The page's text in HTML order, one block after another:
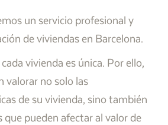
un servicio profesional y
de viviendas en Barcelona.
vivienda es única. Por ello,
valorar no solo las
de su vivienda, sino también
pueden afectar al valor de